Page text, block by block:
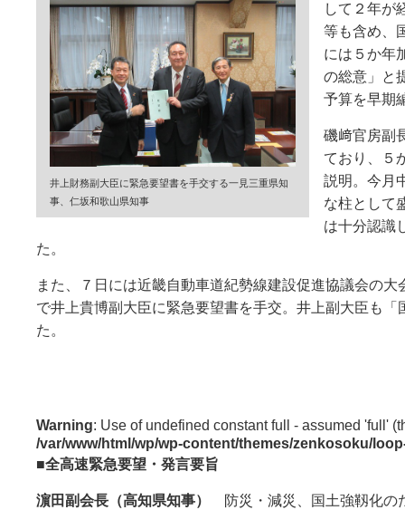
井上財務副大臣に緊急要望書を手交する一見三重県知
事、仁坂和歌山県知事
して２年が
等も含め、
には５か年
の総意」と
予算を早期
磯﨑官房副
ており、５
説明。今月
な柱として
は十分認識
た。
また、７日には近畿自動車道紀勢線建設促進協議会の
で井上貴博副大臣に緊急要望書を手交。井上副大臣も
た。
Warning: Use of undefined constant full - assumed 'full'
/var/www/html/wp/wp-content/themes/zenkosoku/
■全高速緊急要望・発言要旨
濵田副会長（高知県知事）
防災・減災、国土強靱化の